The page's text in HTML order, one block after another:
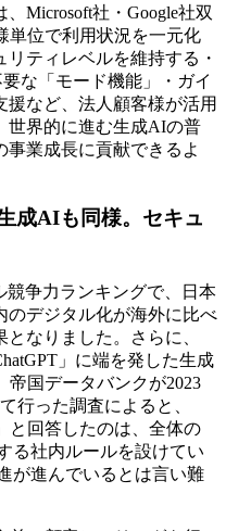
Microsoft社・Google社双
単位で利用状況を一元化
ティレベルを維持する・
な「モード機能」・ガイ
援など、法人顧客様が活用
世界的に進む生成AIの普
事業成長に貢献できるよ
成AIも同様。セキュ
競争力ランキングで、日本
のデジタル化が海外に比べ
なりました。さらに、
」に端を発した生成
国データバンクが2023
行った調査によると、
と回答したのは、全体の
る社内ルールを設けてい
が進んでいるとは言い難